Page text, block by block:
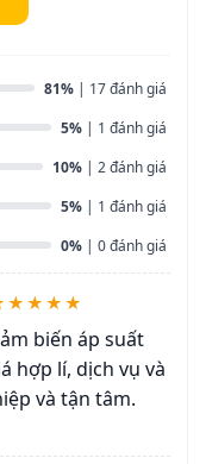
81% | 17 đánh giá
5% | 1 đánh giá
10% | 2 đánh giá
5% | 1 đánh giá
0% | 0 đánh giá
biến áp suất
hợp lí, dịch vụ và
và tận tâm.